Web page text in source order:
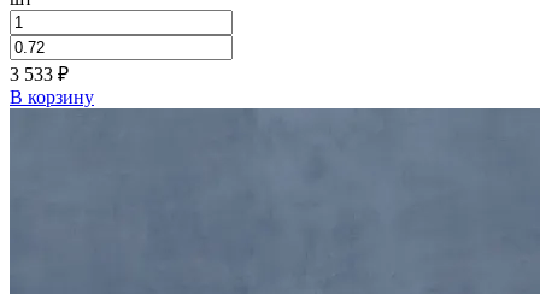
3 533 ₽
В корзину